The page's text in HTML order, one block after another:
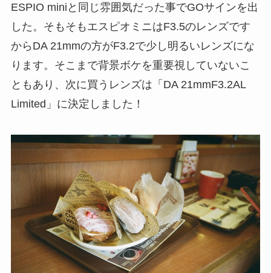
ESPIO miniと同じ雰囲気だった事でGOサインを出
した。そもそもエスピオミニはF3.5のレンズです
からDA 21mmの方がF3.2で少し明るいレンズにな
ります。そこまで背景ボケを重要視していないこ
ともあり、次に買うレンズは「DA 21mmF3.2AL
Limited」に決定しました！